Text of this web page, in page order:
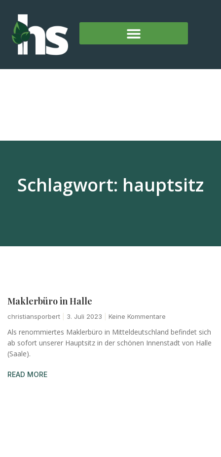
Schlagwort: hauptsitz
Maklerbüro in Halle
christiansporbert 3. Juli 2023 Keine Kommentare
Als renommiertes Maklerbüro in Mitteldeutschland befindet sich
ab sofort unserer Hauptsitz in der schönen Innenstadt von Halle
(Saale).
READ MORE